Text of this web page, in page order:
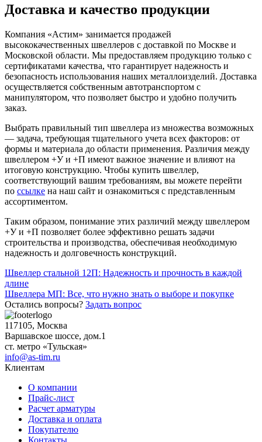
Доставка и качество продукции
Компания «Астим» занимается продажей
высококачественных швеллеров с доставкой по Москве и
Московской области. Мы предоставляем продукцию только с
сертификатами качества, что гарантирует надежность и
безопасность использования наших металлоизделий. Доставка
осуществляется собственным автотранспортом с
манипулятором, что позволяет быстро и удобно получить
заказ.
Выбрать правильный тип швеллера из множества возможных
— задача, требующая тщательного учета всех факторов: от
формы и материала до области применения. Различия между
швеллером +У и +П имеют важное значение и влияют на
итоговую конструкцию. Чтобы купить швеллер,
соответствующий вашим требованиям, вы можете перейти
по ссылке на наш сайт и ознакомиться с представленным
ассортиментом.
Таким образом, понимание этих различий между швеллером
+У и +П позволяет более эффективно решать задачи
строительства и производства, обеспечивая необходимую
надежность и долговечность конструкций.
Навигация
по
записям
Швеллер стальной 12П: Надежность и прочность в каждой
длине
Швеллера МП: Все, что нужно знать о выборе и покупке
Остались вопросы? Задать вопрос
117105, Москва
Варшавское шоссе, дом.1
ст. метро «Тульская»
info@as-tim.ru
Клиентам
О компании
Прайс-лист
Расчет арматуры
Доставка и оплата
Покупателю
Контакты